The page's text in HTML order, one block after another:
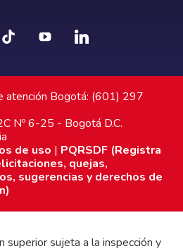
atención Bogotá: (601) 297
Nº 6-25 - Bogotá D.C.
de uso | PQRSDF (Registra
quejas,
sugerencias y derechos de
superior sujeta a la inspección y